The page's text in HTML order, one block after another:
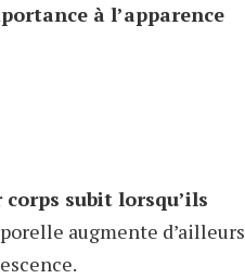
à l’apparence
subit lorsqu’ils
augmente d’ailleurs